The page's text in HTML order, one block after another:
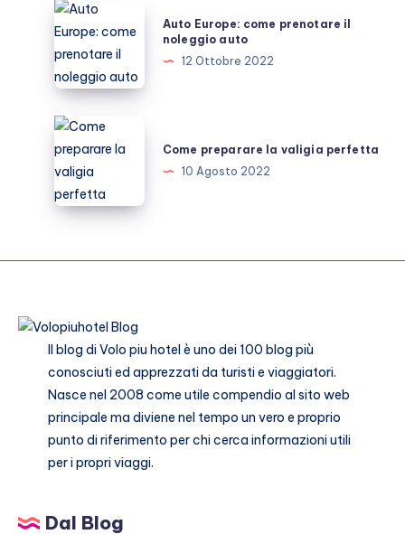
itinerari
e
mappe
Auto
Europe:
come
prenotare
noleggio
auto
Auto Europe: come prenotare il
noleggio auto
12 Ottobre 2022
Come
preparare
la
valigia
perfetta
Come preparare la valigia perfetta
10 Agosto 2022
Il blog diVolo piu hotelè uno dei 100 blog più
conosciuti ed apprezzati da turisti e viaggiatori.
Nasce nel 2008 come utile compendio al sito web
principale ma diviene nel tempo un vero e proprio
punto di riferimento per chi cerca informazioni utili
per i propri viaggi.
Dal Blog